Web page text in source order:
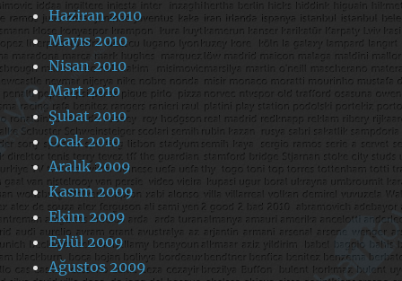
Haziran 2010
Mayıs 2010
Nisan 2010
Mart 2010
Şubat 2010
Ocak 2010
Aralık 2009
Kasım 2009
Ekim 2009
Eylül 2009
Ağustos 2009